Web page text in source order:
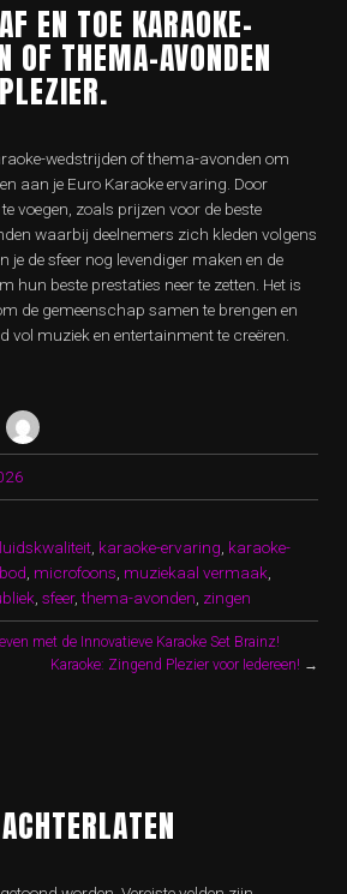
EN TOE KARAOKE-
OF THEMA-AVONDEN
wedstrijden of thema-avonden om
aan je Euro Karaoke ervaring. Door
voegen, zoals prijzen voor de beste
waarbij deelnemers zich kleden volgens
je de sfeer nog levendiger maken en de
hun beste prestaties neer te zetten. Het is
de gemeenschap samen te brengen en
vol muziek en entertainment te creëren.
karaoke-ervaring karaoke-
microfoons muziekaal vermaak
sfeer,thema-avonden zingen
met de Innovatieve Karaoke Set Brainz!
Karaoke: Zingend Plezier voor Iedereen! →